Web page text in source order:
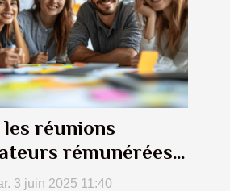
réunions
rémunérées
les produits de
3 juin 2025 11:40